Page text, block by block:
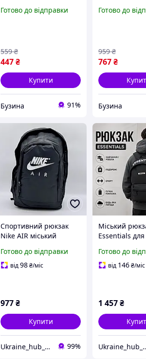
компактний та зручний
Готово до відправки
447₴
559 ₴
Купити
Бузина 91%
usb кабель
Готово до
767₴
959 ₴
Бузина
Спортивний рюкзак
Nike AIR міський
подорожей зручний
рюкзак для тренувань
Готово до відправки
від98₴/міс
977₴
Купити
Ukraine_hub_accessory 99%
Міський
Essentials для
чорний
чорний
Готово до
від 146₴/міс
1 457₴